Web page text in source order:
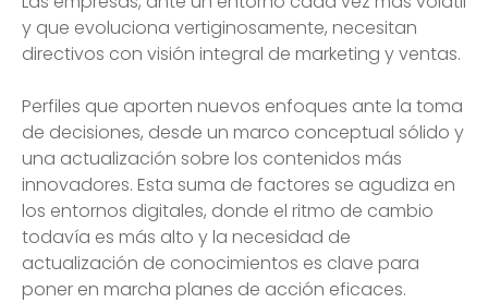
y que evoluciona vertiginosamente, necesitan
directivos con visión integral de marketing y ventas.
Perfiles que aporten nuevos enfoques ante la toma
de decisiones, desde un marco conceptual sólido y
una actualización sobre los contenidos más
innovadores. Esta suma de factores se agudiza en
los entornos digitales, donde el ritmo de cambio
todavía es más alto y la necesidad de
actualización de conocimientos es clave para
poner en marcha planes de acción eficaces.